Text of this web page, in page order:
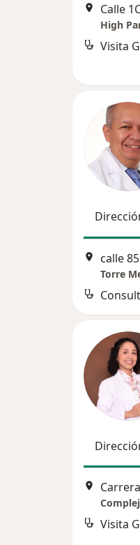
Calle
High
Visita
calle
Torre
Visita